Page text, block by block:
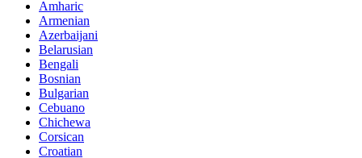
Amharic
Armenian
Azerbaijani
Belarusian
Bengali
Bosnian
Bulgarian
Cebuano
Chichewa
Corsican
Croatian